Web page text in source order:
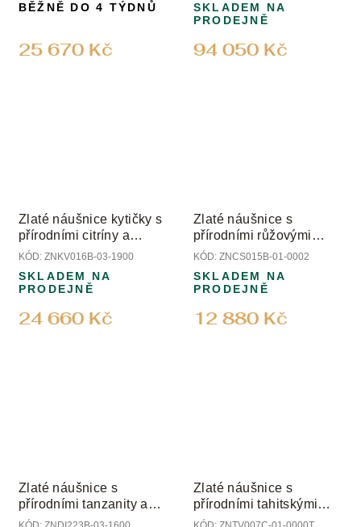
25 670 Kč
BĚŽNĚ DO 4 TÝDNŮ
94 050 Kč
SKLADEM NA
PRODEJNĚ
Zlaté náušnice kytičky s
přírodními citríny a
diamanty
KÓD: ZNKV016B-03-1900
24 660 Kč
SKLADEM NA
PRODEJNĚ
Zlaté náušnice s
přírodními růžovými
turmalíny
KÓD: ZNCS015B-01-0002
12 880 Kč
SKLADEM NA
PRODEJNĚ
Zlaté náušnice s
přírodními tanzanity a
diamanty
Zlaté náušnice s
přírodními tahitskými
perlami